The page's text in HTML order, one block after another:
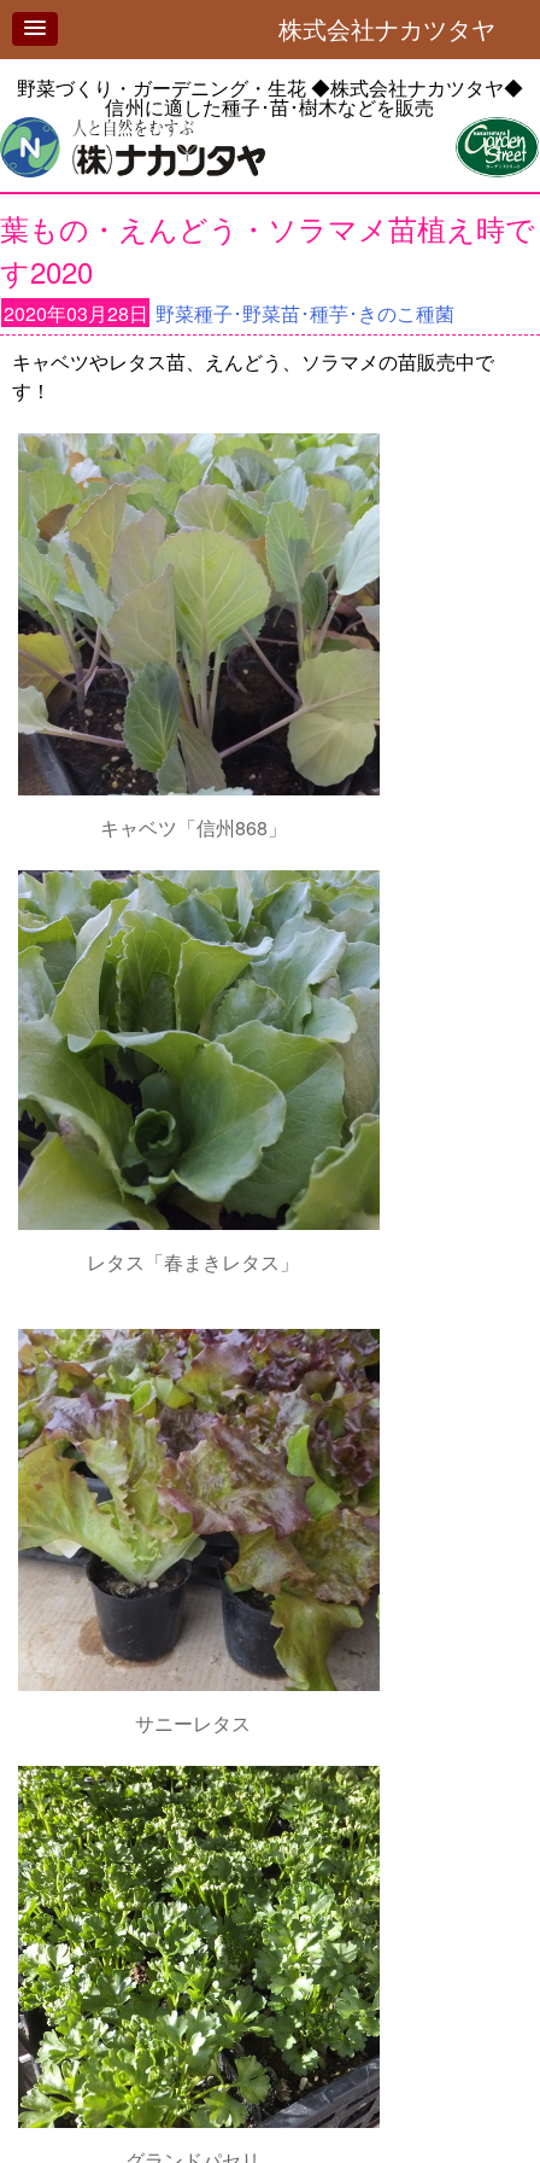
株式会社ナカツタヤ
野菜づくり・ガーデニング・生花◆株式会社ナカツタヤ◆
信州に適した種子･苗･樹木などを販売
葉もの・えんどう・ソラマメ苗植え時で
す2020
2020年03月28日 野菜種子･野菜苗･種芋･きのこ種菌
キャベツやレタス苗、えんどう、ソラマメの苗販売中で
す！
キャベツ「信州868」
レタス「春まきレタス」
サニーレタス